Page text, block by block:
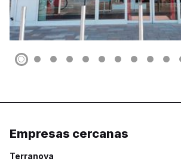
Empresas cercanas
Terranova